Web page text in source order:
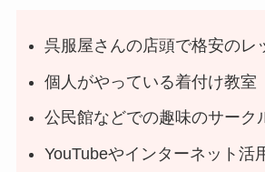
呉服屋さんの店頭で格安のレ
個人がやっている着付け教室
公民館などでの趣味のサーク
YouTubeやインターネット活